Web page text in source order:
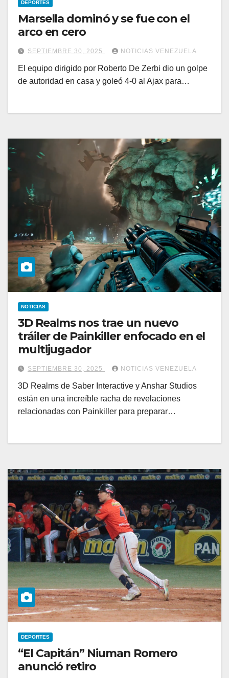
DEPORTES
Marsella dominó y se fue con el
arco en cero
SEPTIEMBRE 30, 2025 NOTICIAS VENEZUELA
El equipo dirigido por Roberto De Zerbi dio un golpe
de autoridad en casa y goleó 4-0 al Ajax para…
NOTICIAS
3D Realms nos trae un nuevo
tráiler de Painkiller enfocado en el
multijugador
SEPTIEMBRE 30, 2025 NOTICIAS VENEZUELA
3D Realms de Saber Interactive y Anshar Studios
están en una increíble racha de revelaciones
relacionadas con Painkiller para preparar…
DEPORTES
“El Capitán” Niuman Romero
anunció retiro